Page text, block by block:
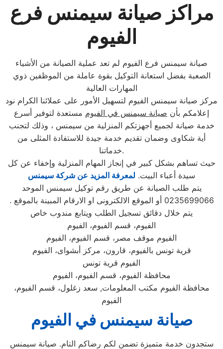
مراكز صيانة سيمنس فرع
الفيوم
صيانة سيمنس فرع الفيوم لم تعد عملية الصيانة من الأشياء
الصعبة بفضل استعانة التوكيل بقوة عاملة من الموظفين ذوي
المهارات العالية
مركز صيانة سيمنس الفيوم لتسهيل الأمور على عملائنا الكرام نود
إعلامكم بأن صيانة سيمنس في الفيوم مستعدة لتوفير أسرع
خدمة صيانة لجميع أجهزتكم المنزلية من سيمنس ، وذلك لتجنب
أية شكاوى وضمان تقديم خدمة جيدة للاستفادة المثلى من
خدماتنا.
حيث تساهم بشكل كبير في إنجاز المهام المنزلية وإخفاء عن كل
سيدة أعباء البيت. لمعرفة المزيد عن شركة سيمنس
يتم طلب الصيانة عن طريق رقم توكيل سيمنس الموحد
0235699066 أو الموقع الالكترونى او الارقام المبينة بالموقع .
يتم خلال دقائق تسجيل الطلب ويتابع مندوب خاص
الفيوم، قسم الفيوم، الفيوم
الفيوم موقف مصر، قسم الفيوم، الفيوم
قرية تونس بالفيوم، قارون، مركز أبشواى، الفيوم
الفيوم قرية تونس
محافظة الفيوم، قسم الفيوم، الفيوم
محافظة الفيوم مكتب المعلومات, سعد زغلول، قسم الفيوم،
الفيوم
صيانة سيمنس في الفيوم
ستجدون خدمة متميزة تضمن لكم رضاكم التام. صيانة سيمنس